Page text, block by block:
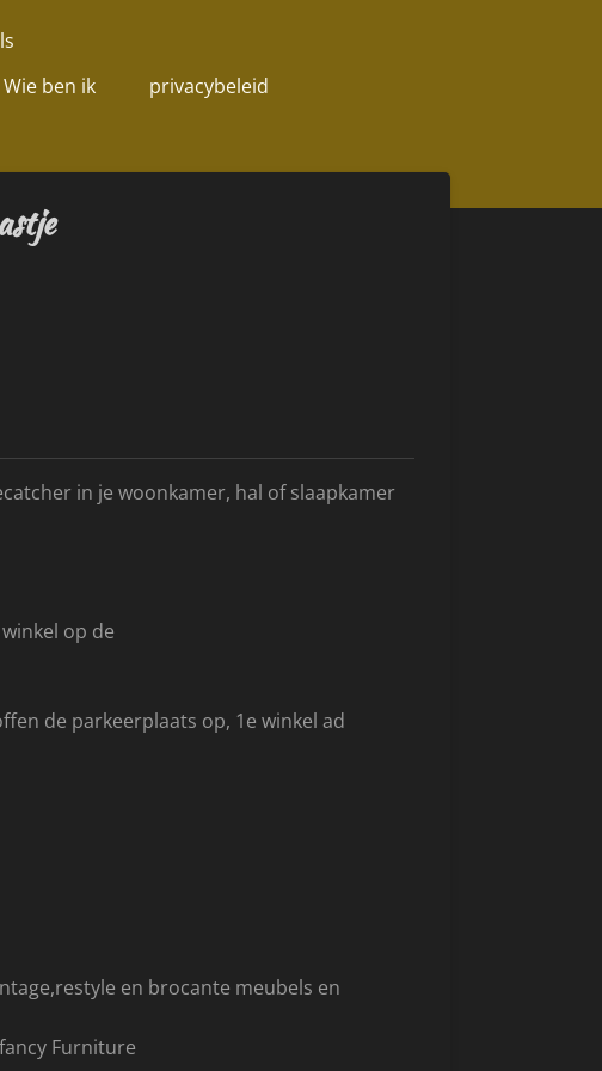
Wie ben ik
privacybeleid
in je woonkamer, hal of slaapkamer
op de
de parkeerplaats op, 1e winkel ad
en brocante meubels en
Furniture